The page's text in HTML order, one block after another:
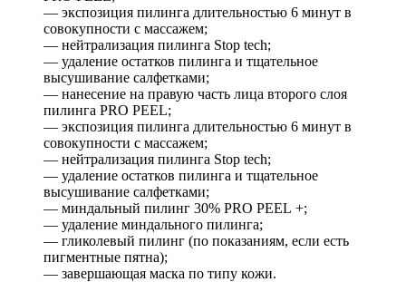
— экспозиция пилинга длительностью 6 минут в
совокупности с массажем;
— нейтрализация пилинга Stop tech;
— удаление остатков пилинга и тщательное
высушивание салфетками;
— нанесение на правую часть лица второго слоя
пилинга PRO PEEL;
— экспозиция пилинга длительностью 6 минут в
совокупности с массажем;
— нейтрализация пилинга Stop tech;
— удаление остатков пилинга и тщательное
высушивание салфетками;
— миндальный пилинг 30% PRO PEEL +;
— удаление миндального пилинга;
— гликолевый пилинг (по показаниям, если есть
пигментные пятна);
— завершающая маска по типу кожи.